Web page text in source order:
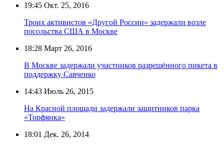
19:45 Окт. 25, 2016
Троих активистов «Другой России» задержали возле
посольства США в Москве
18:28 Март 26, 2016
В Москве задержали участников разрешённого пикета в
поддержку Савченко
14:43 Июль 26, 2015
На Красной площади задержали защитников парка
«Торфянка»
18:01 Дек. 26, 2014